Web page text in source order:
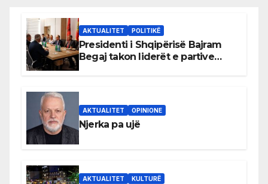
AKTUALITET POLITIKË
Presidenti i Shqipërisë Bajram
Begaj takon liderët e partive
AKTUALITET OPINIONE
Njerka pa ujë
AKTUALITET KULTURË